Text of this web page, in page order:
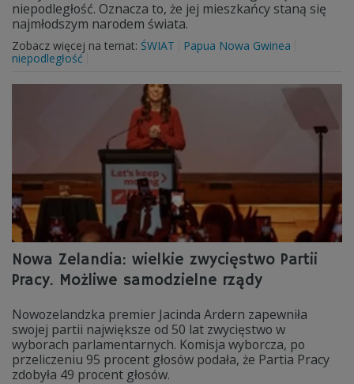
niepodległość. Oznacza to, że jej mieszkańcy staną się
najmłodszym narodem świata.
Zobacz więcej na temat: ŚWIAT
Papua Nowa Gwinea
niepodległość
Nowa Zelandia: wielkie zwycięstwo Partii
Pracy. Możliwe samodzielne rządy
Nowozelandzka premier Jacinda Ardern zapewniła
swojej partii największe od 50 lat zwycięstwo w
wyborach parlamentarnych. Komisja wyborcza, po
przeliczeniu 95 procent głosów podała, że Partia Pracy
zdobyła 49 procent głosów.